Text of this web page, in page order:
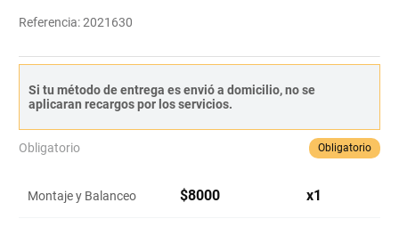
Referencia:2021630
Si tu método de entrega es envió a domicilio, no se
aplicaran recargos por los servicios.
Obligatorio Obligatorio
Montaje y Balanceo $8000 x1